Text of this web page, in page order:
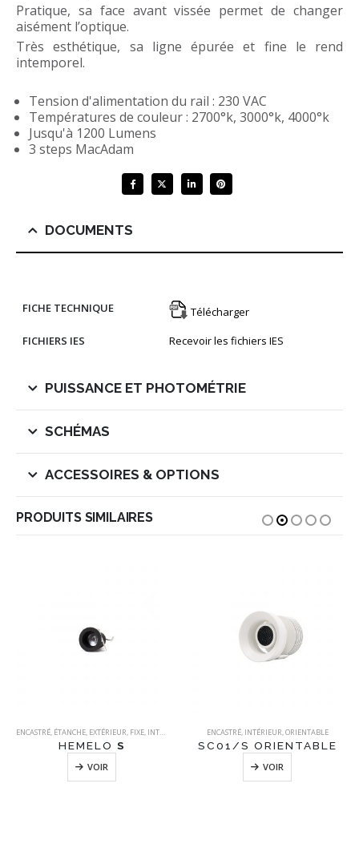
Pratique, sa face avant vissée permet de changer
aisément l’optique.
Très esthétique, sa ligne épurée et fine le rend
intemporel.
Tension d'alimentation du rail : 230 VAC
Températures de couleur : 2700°k, 3000°k, 4000°k
Jusqu'à 1200 Lumens
3 steps MacAdam
DOCUMENTS
FICHE TECHNIQUE
Télécharger
FICHIERS IES
Recevoir les fichiers IES
PUISSANCE ET PHOTOMÉTRIE
SCHÉMAS
ACCESSOIRES & OPTIONS
PRODUITS SIMILAIRES
ENCASTRÉ, ÉTANCHE, EXTÉRIEUR, FIXE, INTÉRIEUR
HEMELO S
VOIR
ENCASTRÉ, INTÉRIEUR,ORIENTABLE
SC01/S ORIENTABLE
VOIR